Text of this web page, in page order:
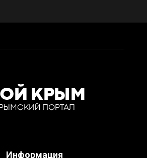
Информация